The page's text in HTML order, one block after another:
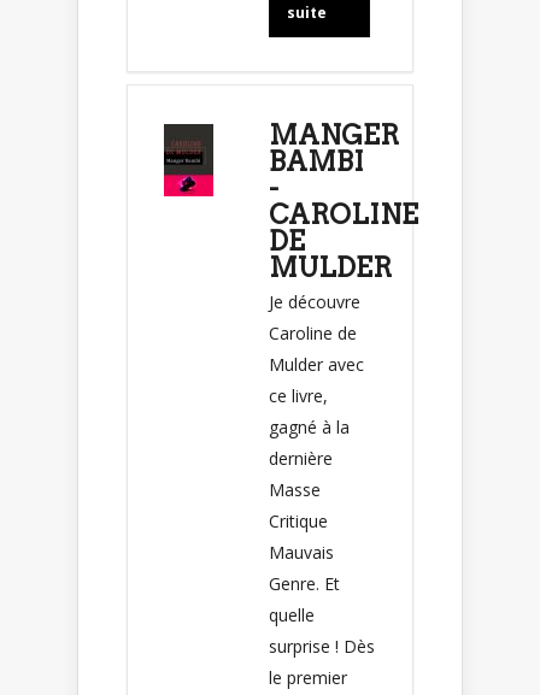
suite
MANGER
BAMBI
-
CAROLINE
DE
MULDER
Je découvre
Caroline de
Mulder avec
ce livre,
gagné à la
dernière
Masse
Critique
Mauvais
Genre. Et
quelle
surprise ! Dès
le premier